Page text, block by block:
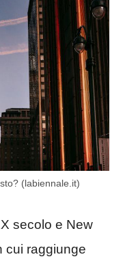
(labiennale.it)
secolo e New
cui raggiunge